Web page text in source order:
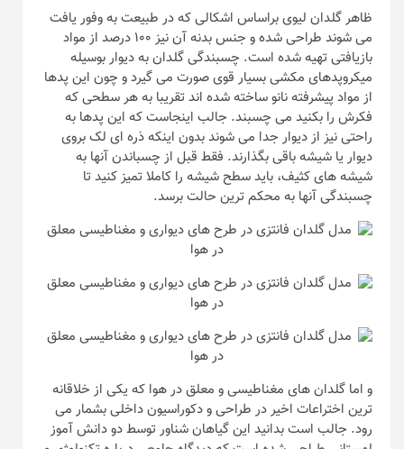
ظاهر گلدان لیوی براساس اشکالی که در طبیعت به وفور یافت
می شوند طراحی شده و جنس بدنه آن نیز ۱۰۰ درصد از مواد
بازیافتی تهیه شده است. چسبندگی گلدان به دیوار بوسیله
میکروپدهای مکشی بسیار قوی صورت می گیرد و چون این پدها
از مواد پیشرفته نانو ساخته شده اند تقریبا به هر سطحی که
فکرش را بکنید می چسبند. جالب اینجاست که این پدها به
راحتی نیز از دیوار جدا می شوند بدون اینکه ذره ای لک بروی
دیوار یا شیشه باقی بگذارند. فقط قبل از چسباندن آنها به
شیشه های کثیف، باید سطح شیشه را کاملا تمیز کنید تا
چسبندگی آنها به محکم ترین حالت برسد.
و اما گلدان های مغناطیسی و معلق در هوا که یکی از خلاقانه
ترین اختراعات اخیر در طراحی و دکوراسیون داخلی بشمار می
رود. جالب است بدانید این گیاهان شناور توسط دو دانش آموز